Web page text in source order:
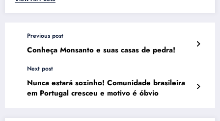
Previous post
Conheça Monsanto e suas casas de pedra!
Next post
Nunca estará sozinho! Comunidade brasileira
em Portugal cresceu e motivo é óbvio